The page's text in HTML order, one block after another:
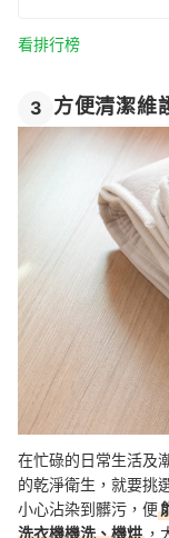
看排行榜
3 方便清潔維
在忙碌的日常生活及
的乾淨衛生，就要挑
小心沾染到髒污，便
洗衣機機洗、機烘 ，